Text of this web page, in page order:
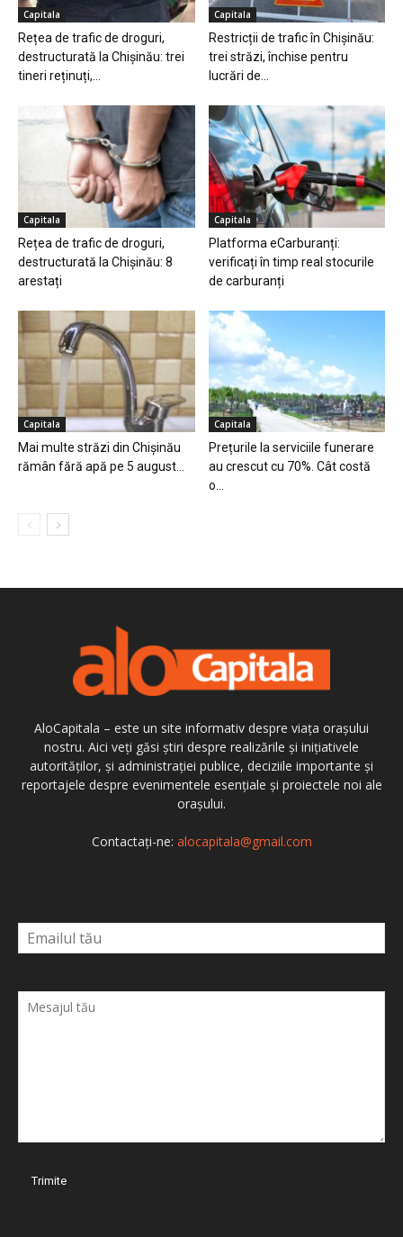
Capitala
Rețea de trafic de droguri,
destructurată la Chișinău: trei
tineri reținuți,...
Capitala
Restricții de trafic în Chișinău:
trei străzi, închise pentru
lucrări de...
Capitala
Rețea de trafic de droguri,
destructurată la Chișinău: 8
arestați
Capitala
Platforma eCarburanți:
verificați în timp real stocurile
de carburanți
Capitala
Mai multe străzi din Chișinău
rămân fără apă pe 5 august...
Capitala
Prețurile la serviciile funerare
au crescut cu 70%. Cât costă
o...
AloCapitala – este un site informativ despre viața orașului
nostru. Aici veți găsi știri despre realizările și inițiativele
autorităților, și administrației publice, deciziile importante și
reportajele despre evenimentele esențiale și proiectele noi ale
orașului.
Contactați-ne: alocapitala@gmail.com